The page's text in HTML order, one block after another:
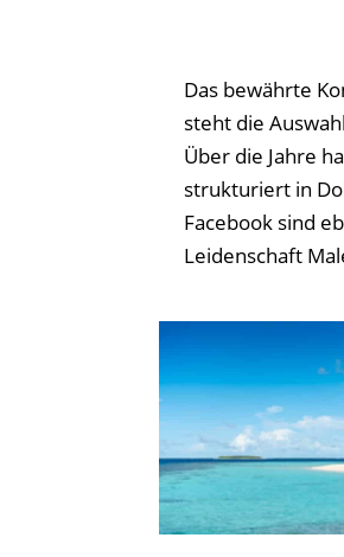
Das bewährte
steht die
Über die Jahre
strukturiert in
Facebook sind
Leidenschaft